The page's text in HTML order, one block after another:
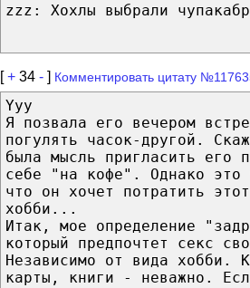
zzz: Хохлы выбрали
[+ 34 - ] Комментировать цитату
Yyy
Я позвала его вечером
погулять часок-другой.
была мысль пригласить его
себе "на кофе". Однако это
что он хочет потратить
хобби...
Итак, мое определение
который предпочтет секс
Независимо от вида хобби.
карты, книги - неважно.